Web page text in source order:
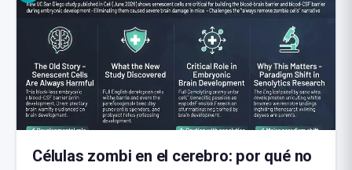
Células zombi en el cerebro: por qué no